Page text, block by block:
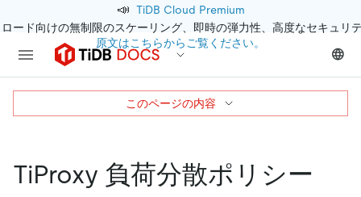
📣 TiDB Cloud Premium
ード向けの無制限のスケーリング、即時の弾力性、高度なセキュリ
原文はこちらからご覧ください。
TiProxy 負荷分散ポリシー
このページの内容